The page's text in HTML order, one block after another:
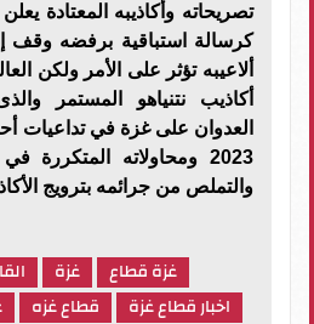
تصريحاته وأكاذيبه المعتادة
كرسالة استباقية برفضه وقف
ألاعيبه تؤثر على الأمر ولكن
أكاذيب نتنياهو المستمر
العدوان على غزة في تداعيات
2023 ومحاولاته
والتملص من جرائمه بترويج
غزة قطاع غزة
اخبار قطاع غزة
قطاع غزه